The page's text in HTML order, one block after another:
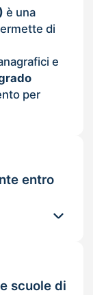
è una
di
e
per
entro
scuole di